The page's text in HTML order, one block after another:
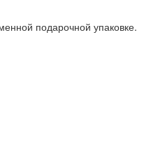
подарочной упаковке.